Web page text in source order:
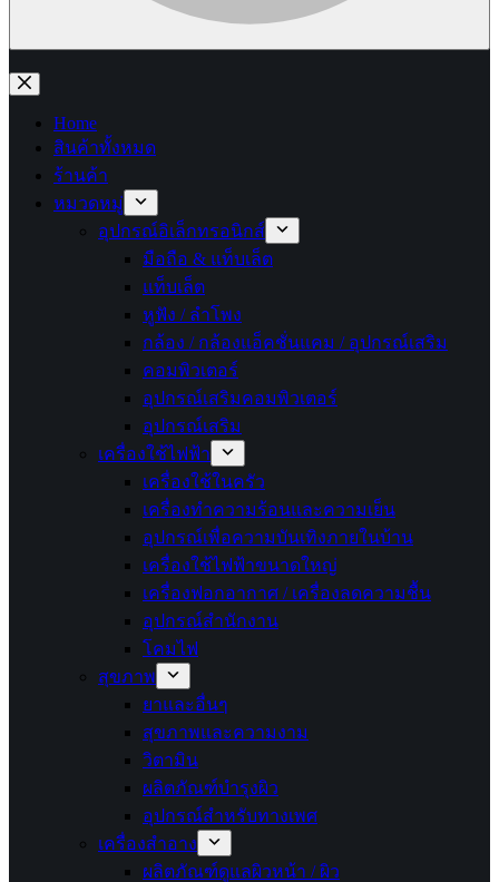
No
results
Home
สินค้าทั้งหมด
ร้านค้า
หมวดหมู่
อุปกรณ์อิเล็กทรอนิกส์
มือถือ & แท็บเล็ต
แท็บเล็ต
หูฟัง / ลำโพง
กล้อง / กล้องแอ็คชั่นแคม / อุปกรณ์เสริม
คอมพิวเตอร์
อุปกรณ์เสริมคอมพิวเตอร์
อุปกรณ์เสริม
เครื่องใช้ไฟฟ้า
เครื่องใช้ในครัว
เครื่องทำความร้อนและความเย็น
อุปกรณ์เพื่อความบันเทิงภายในบ้าน
เครื่องใช้ไฟฟ้าขนาดใหญ่
เครื่องฟอกอากาศ / เครื่องลดความชื้น
อุปกรณ์สำนักงาน
โคมไฟ
สุขภาพ
ยาและอื่นๆ
สุขภาพและความงาม
วิตามิน
ผลิตภัณฑ์บำรุงผิว
อุปกรณ์สำหรับทางเพศ
เครื่องสำอาง
ผลิตภัณฑ์ดูแลผิวหน้า / ผิว